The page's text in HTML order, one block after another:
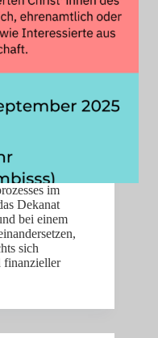
im
Dekanat
bei einem
sich
finanzieller